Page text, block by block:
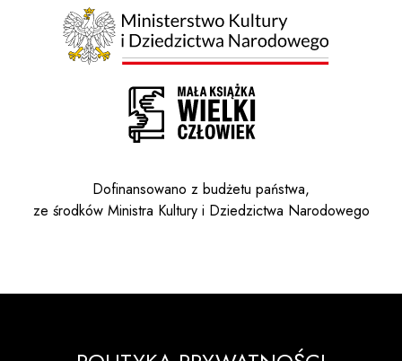
Dofinansowano z budżetu państwa,
ze środków Ministra Kultury i Dziedzictwa Narodowego